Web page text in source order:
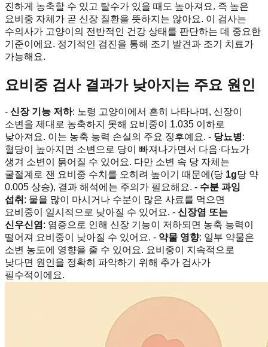
진하게 농축할 수 있고 탈수가 있을 때도 높아져요. 즉 높은
요비중 자체가 곧 신장 질환을 뜻하지는 않아요. 이 검사는
수의사가 고양이의 전반적인 건강 상태를 판단하는 데 중요한
기준이에요. 정기적인 검진을 통해 조기 발견과 조기 치료가
가능해요.
요비중 검사 결과가 낮아지는 주요 원인
- 신장 기능 저하: 노령 고양이에서 흔히 나타나며, 신장이
소변을 제대로 농축하지 못해 요비중이 1.035 이하로
낮아져요. 이는 농축 능력 손실의 주요 징후예요. - 당뇨병:
혈당이 높아지면 소변으로 당이 빠져나가면서 다음·다뇨가
생겨 소변이 묽어질 수 있어요. 다만 소변 속 당 자체는
굴절계로 잰 요비중 수치를 오히려 높이기 때문에(당 1g당 약
0.005 상승), 결과 해석에는 주의가 필요해요. - 수분 과잉
섭취 : 물을 많이 마시거나 수분이 많은 사료를 먹으면
요비중이 일시적으로 낮아질 수 있어요. - 신장염 또는
신우신염: 염증으로 인해 신장 기능이 저하되면 농축 능력이
떨어져 요비중이 낮아질 수 있어요. - 약물 영향: 일부 약물은
소변 농도에 영향을 줄 수 있어요. 요비중이 지속적으로
낮다면 원인을 정확히 파악하기 위해 추가 검사가
필수적이에요.